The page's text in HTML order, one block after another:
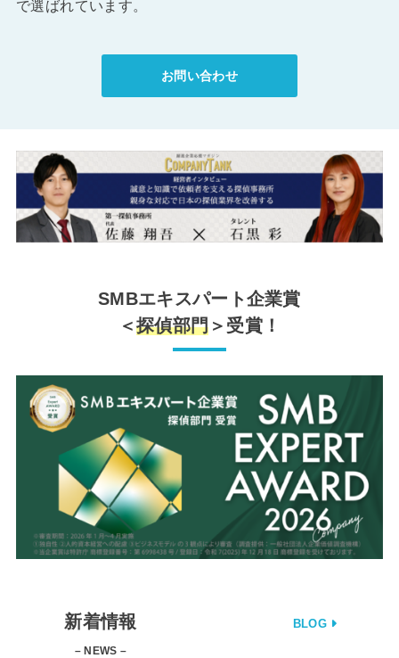
で選ばれています。
お問い合わせ
SMBエキスパート企業賞
＜探偵部門 ＞受賞！
新着情報
– NEWS –
BLOG